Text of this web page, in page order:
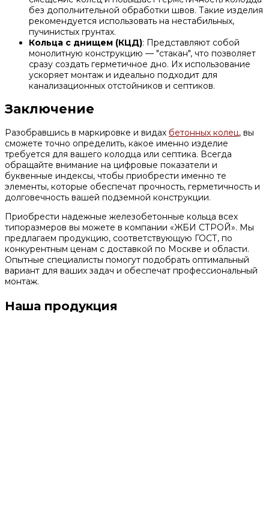
без дополнительной обработки швов. Такие изделия
рекомендуется использовать на нестабильных,
пучинистых грунтах.
Кольца с днищем (КЦД): Представляют собой
монолитную конструкцию — "стакан", что позволяет
сразу создать герметичное дно. Их использование
ускоряет монтаж и идеально подходит для
канализационных отстойников и септиков.
Заключение
Разобравшись в маркировке и видах бетонных колец, вы
сможете точно определить, какое именно изделие
требуется для вашего колодца или септика. Всегда
обращайте внимание на цифровые показатели и
буквенные индексы, чтобы приобрести именно те
элементы, которые обеспечат прочность, герметичность и
долговечность вашей подземной конструкции.
Приобрести надежные железобетонные кольца всех
типоразмеров вы можете в компании «ЖБИ СТРОЙ». Мы
предлагаем продукцию, соответствующую ГОСТ, по
конкурентным ценам с доставкой по Москве и области.
Опытные специалисты помогут подобрать оптимальный
вариант для ваших задач и обеспечат профессиональный
монтаж.
Наша продукция